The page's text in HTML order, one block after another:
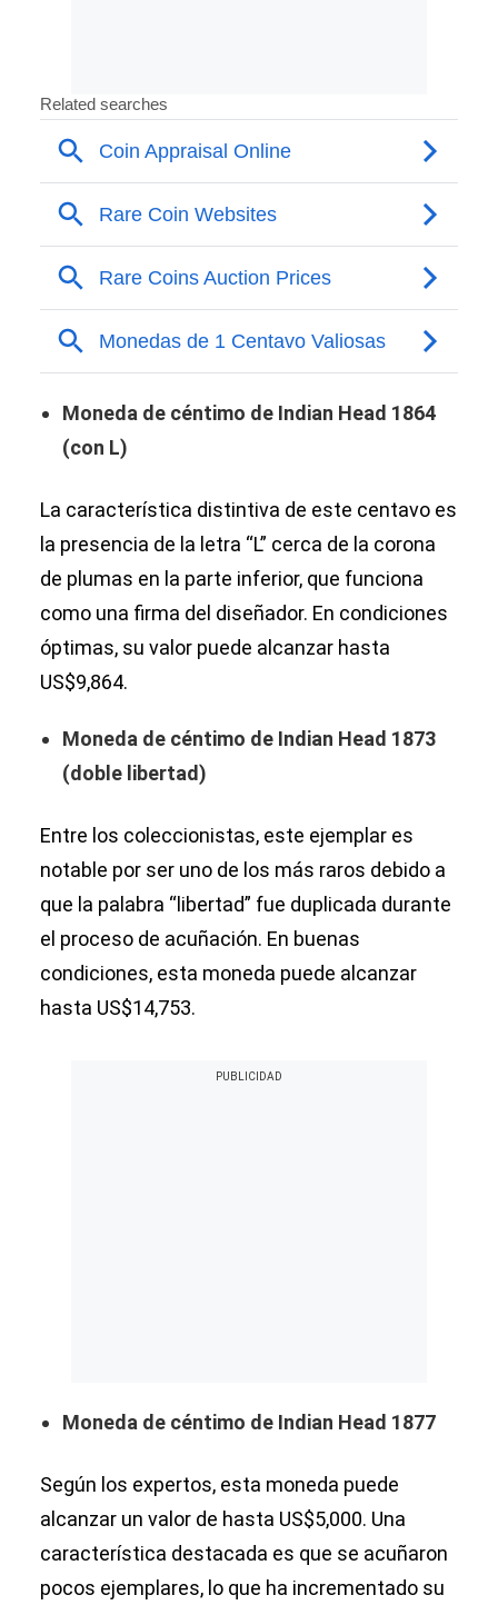
Moneda de céntimo de Indian Head 1864
(con L)
La característica distintiva de este centavo es
la presencia de la letra “L” cerca de la corona
de plumas en la parte inferior, que funciona
como una firma del diseñador. En condiciones
óptimas, su valor puede alcanzar hasta
US$9,864.
Moneda de céntimo de Indian Head 1873
(doble libertad)
Entre los coleccionistas, este ejemplar es
notable por ser uno de los más raros debido a
que la palabra “libertad” fue duplicada durante
el proceso de acuñación. En buenas
condiciones, esta moneda puede alcanzar
hasta US$14,753.
Moneda de céntimo de Indian Head 1877
Según los expertos, esta moneda puede
alcanzar un valor de hasta US$5,000. Una
característica destacada es que se acuñaron
pocos ejemplares, lo que ha incrementado su